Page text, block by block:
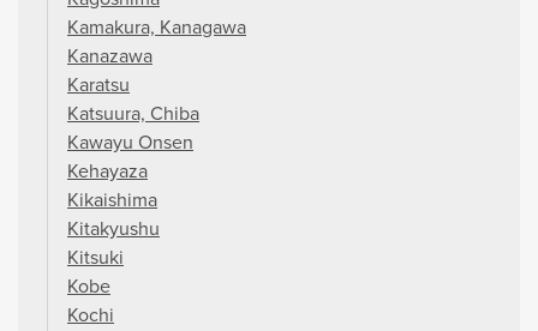
Kamakura, Kanagawa
Kanazawa
Karatsu
Katsuura, Chiba
Kawayu Onsen
Kehayaza
Kikaishima
Kitakyushu
Kitsuki
Kobe
Kochi